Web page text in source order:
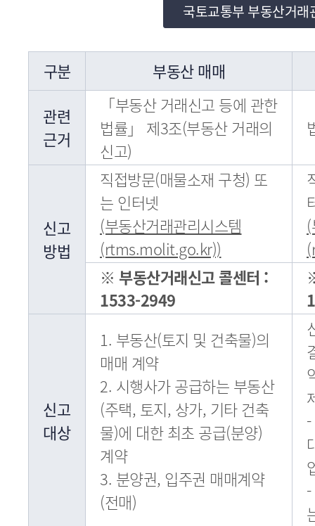
국토교통부 부동산거
구분
부동산 매매
관련
근거
「부동산 거래신고 등에 관한
법률」 제3조(부동산 거래의
신고)
신고
방법
직접방문(매물소재 구청) 또
는 인터넷
(부동산거래관리시스템
(rtms.molit.go.kr))
※ 부동산거래신고 콜센터 :
1533-2949
신고
대상
1. 부동산(토지 및 건축물)의
매매 계약
2. 시행사가 공급하는 부동산
(주택, 토지, 상가, 기타 건축
물)에 대한 최초 공급(분양)
계약
3. 분양권, 입주권 매매계약
(전매)